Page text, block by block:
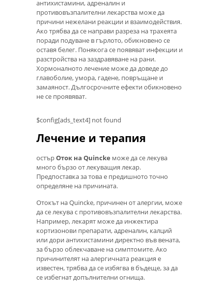
антихистамини, адреналин и
противовъзпалителни лекарства може да
причини нежелани реакции и взаимодействия.
Ако трябва да се направи разреза на трахеята
поради подуване в гърлото, обикновено се
оставя белег. Понякога се появяват инфекции и
разстройства на заздравяване на рани.
Хормоналното лечение може да доведе до
главоболие, умора, гадене, повръщане и
замаяност. Дългосрочните ефекти обикновено
не се проявяват.
$config[ads_text4] not found
Лечение и терапия
остърОток на Quincke може да се лекува
много бързо от лекуващия лекар.
Предпоставка за това е предишното точно
определяне на причината.
Отокът на Quincke, причинен от алергии, може
да се лекува с противовъзпалителни лекарства.
Например, лекарят може да инжектира
кортизонови препарати, адреналин, калций
или дори антихистамини директно във вената,
за бързо облекчаване на симптомите. Ако
причинителят на алергичната реакция е
известен, трябва да се избягва в бъдеще, за да
се избегнат допълнителни огнища.